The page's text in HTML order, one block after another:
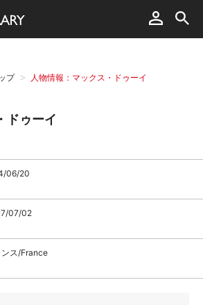
プ 人物情報：マックス・ドゥーイ
ドゥーイ
06/20
07/02
ンス/France